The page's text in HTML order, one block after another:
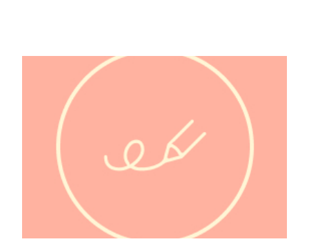
Molière 1622-1673